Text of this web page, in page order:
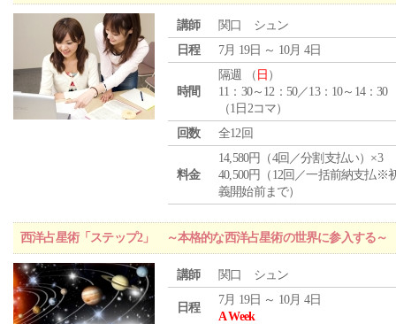
講師
関口 シュン
日程
7月 19日 ～ 10月 4日
時間
隔週 （ 日 ）
11：30～12：50／13：10～14：30
（1日2コマ）
回数
全12回
料金
14,580円（4回／分割支払い）×3
40,500円（12回／一括前納支払※
義開始前まで）
西洋占星術「ステップ2」 ～本格的な西洋占星術の世界に参入する～
講師 関口 シュン
日程
7月 19日 ～ 10月 4日
A Week